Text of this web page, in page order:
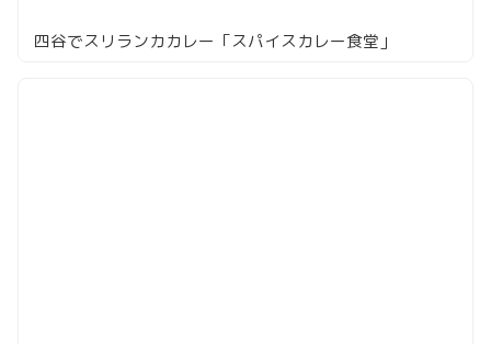
四谷でスリランカカレー「スパイスカレー食堂」